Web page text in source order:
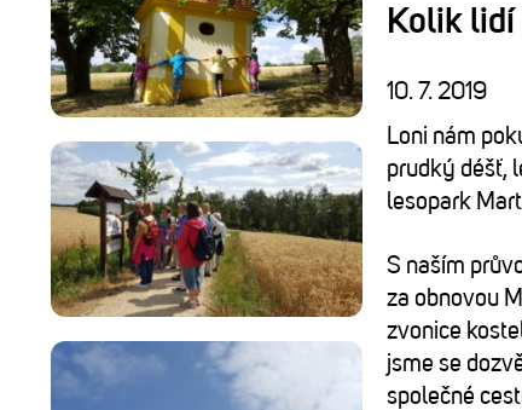
Kolik lidí
10. 7. 2019
Loni nám
prudký déšť,
lesopark
S naším
za obnovou
zvonice
jsme se
společné